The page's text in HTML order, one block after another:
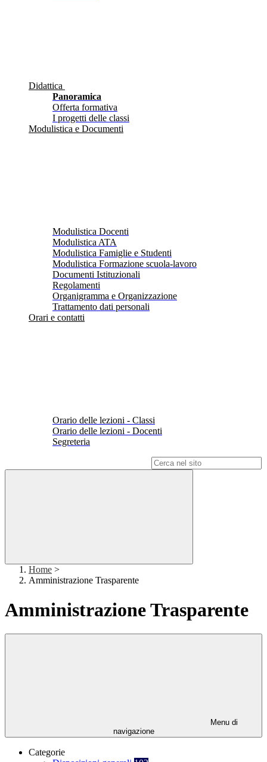
Didattica
Panoramica
Offerta formativa
I progetti delle classi
Modulistica e Documenti
Modulistica Docenti
Modulistica ATA
Modulistica Famiglie e Studenti
Modulistica Formazione scuola-lavoro
Documenti Istituzionali
Regolamenti
Organigramma e Organizzazione
Trattamento dati personali
Orari e contatti
Orario delle lezioni - Classi
Orario delle lezioni - Docenti
Segreteria
Home >
Amministrazione Trasparente
Amministrazione Trasparente
Menu di
navigazione
Categorie